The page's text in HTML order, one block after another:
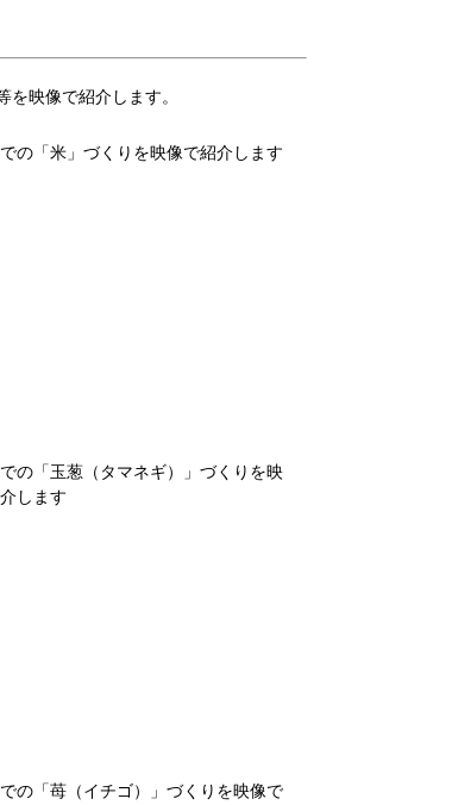
映像で紹介します。
の「米」づくりを映像で紹介します
の「玉葱（タマネギ）」づくりを映
します
の「苺（イチゴ）」づくりを映像で